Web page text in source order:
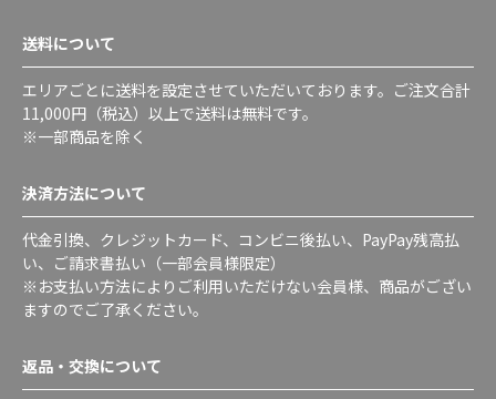
送料について
エリアごとに送料を設定させていただいております。ご注文合計
11,000円（税込）以上で送料は無料です。
※一部商品を除く
決済方法について
代金引換、クレジットカード、コンビニ後払い、PayPay残高払
い、ご請求書払い（一部会員様限定）
※お支払い方法によりご利用いただけない会員様、商品がござい
ますのでご了承ください。
返品・交換について